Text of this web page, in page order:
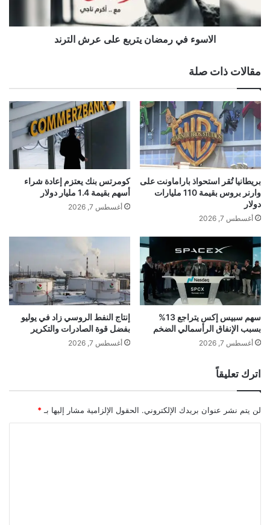
akhabarqatar.com — كل يوم مهنةمع سارة مهند
سارة مهنة مهنةمع مهند يوم
ا
ي
و
ت
و
ب
ر
ا
ح
م
ة
ب
ا
ل
ت
ع
ا
و
ن
W
o
l
ي
ر
ن
ي
ت
ب
ع
ع
ع
ر
ش
ت
ر
ن
د
الاسوء في رمضان يتربع على عرش الترند
مقالات ذات صلة
بريطانيا تُقر استحواذ باراماونت على
وارنر بروس بقيمة 110 مليارات
دولار
أغسطس 7, 2026
كومرتس بنك يعتزم إعادة شراء
أسهم بقيمة 1.4 مليار دولار
أغسطس 7, 2026
سهم سبيس إكس يتراجع 13%
بسبب الإنفاق الرأسمالي الضخم
أغسطس 7, 2026
إنتاج النفط الروسي زاد في يوليو
بفضل قوة الصادرات والتكرير
أغسطس 7, 2026
اترك تعليقاً
لن يتم نشر عنوان بريدك الإلكتروني. الحقول الإلزامية مشار إليها بـ *